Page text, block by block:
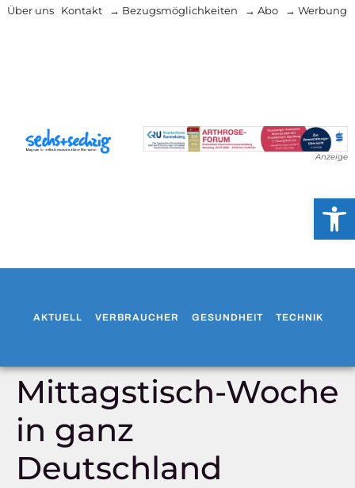
Über uns Kontakt → Bezugsmöglichkeiten → Abo → Werbung
Anzeige
AKTUELL VERBRAUCHER GESUNDHEIT TECHNIK
Mittagstisch-Woche
in ganz
Deutschland